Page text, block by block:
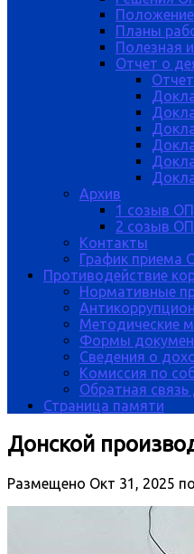
Планы
Полезная
Отчет о
Архив
1 созыв ОП
2 созыв ОП
Контакты
График приема
Противодействие
Нормативные
Методические
Формы
Сведения о
Комиссия по
Обратная
Страница памяти
Донской
Размещено Окт 31, 2025